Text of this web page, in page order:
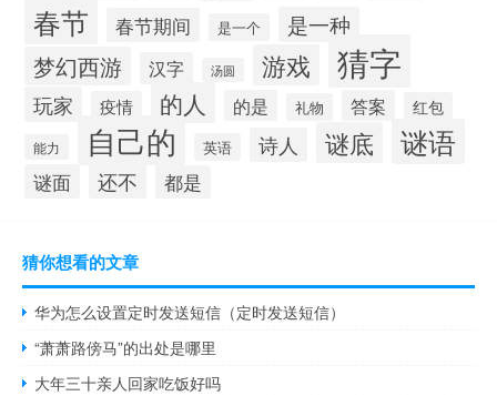
春节 春节期间 是一个 是一种
梦幻西游 汉字 汤圆 游戏 猜字
玩家 疫情 的人 的是 礼物 答案 红包
能力 自己的 英语 诗人 谜底 谜语
谜面 还不 都是
猜你想看的文章
华为怎么设置定时发送短信（定时发送短信）
“萧萧路傍马”的出处是哪里
大年三十亲人回家吃饭好吗